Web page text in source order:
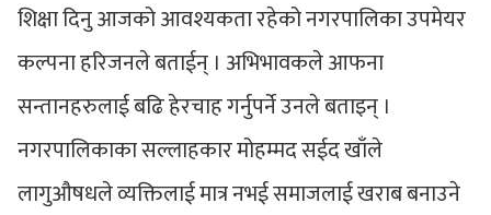
शिक्षा दिनु आजको आवश्यकता रहेको नगरपालिका उपमेयर
कल्पना हरिजनले बताईन् । अभिभावकले आफना
सन्तानहरुलाई बढि हेरचाह गर्नुपर्ने उनले बताइन् ।
नगरपालिकाका सल्लाहकार मोहम्मद सईद खाँले
लागुऔषधले व्यक्तिलाई मात्र नभई समाजलाई खराब बनाउने